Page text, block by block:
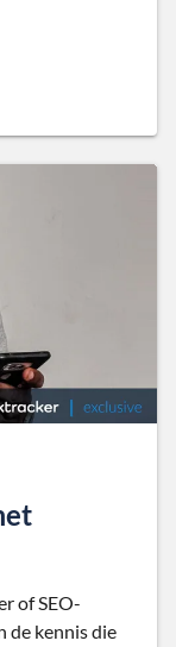
of SEO-
de kennis die